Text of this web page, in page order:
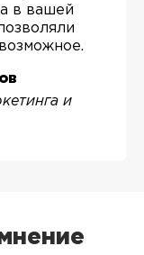
в вашей
и